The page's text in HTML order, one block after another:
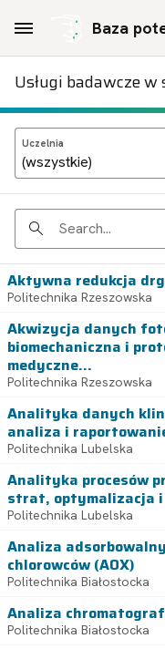
Usługi badawcze w
Uczelnia
Search
Aktywna redukcja
Politechnika Rzeszowska
Akwizycja danych
biomechaniczna i
medyczne...
Politechnika Rzeszowska
Analityka danych
analiza i
Politechnika Lubelska
Analityka procesów
strat, optymalizacja
Politechnika Lubelska
Analiza
chlorowców (AOX)
Politechnika Białostocka
Analiza
Politechnika Białostocka